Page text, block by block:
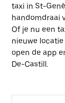
taxi in St-
handomdraai
Of je nu een
nieuwe
open de app
De-Castill.